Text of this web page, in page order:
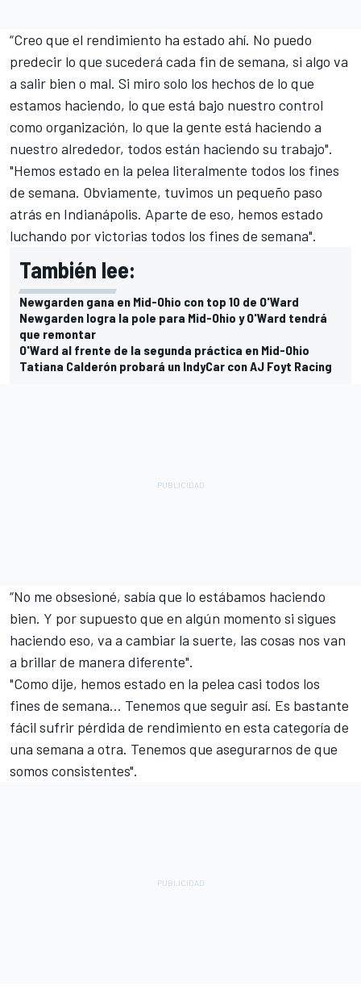
“Creo que el rendimiento ha estado ahí. No puedo
predecir lo que sucederá cada fin de semana, si algo va
a salir bien o mal. Si miro solo los hechos de lo que
estamos haciendo, lo que está bajo nuestro control
como organización, lo que la gente está haciendo a
nuestro alrededor, todos están haciendo su trabajo".
"Hemos estado en la pelea literalmente todos los fines
de semana. Obviamente, tuvimos un pequeño paso
atrás en Indianápolis. Aparte de eso, hemos estado
luchando por victorias todos los fines de semana".
También lee:
Newgarden gana en Mid-Ohio con top 10 de O'Ward
Newgarden logra la pole para Mid-Ohio y O'Ward tendrá
que remontar
O'Ward al frente de la segunda práctica en Mid-Ohio
Tatiana Calderón probará un IndyCar con AJ Foyt Racing
“No me obsesioné, sabía que lo estábamos haciendo
bien. Y por supuesto que en algún momento si sigues
haciendo eso, va a cambiar la suerte, las cosas nos van
a brillar de manera diferente".
"Como dije, hemos estado en la pelea casi todos los
fines de semana… Tenemos que seguir así. Es bastante
fácil sufrir pérdida de rendimiento en esta categoría de
una semana a otra. Tenemos que asegurarnos de que
somos consistentes".